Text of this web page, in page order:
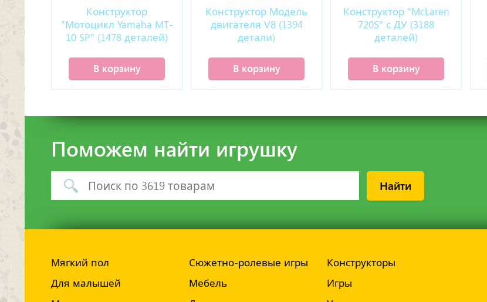
Конструктор
"Мотоцикл Yamaha MT-
10 SP" (1478 деталей)
В корзину
Конструктор Модель
двигателя V8 (1394
детали)
В корзину
Конструктор "McLaren
720S" с ДУ (3188
деталей)
В корзину
Поможем найти игрушку
Найти
Мягкий пол
Для малышей
Сюжетно-ролевые игры
Мебель
Конструкторы
Игры